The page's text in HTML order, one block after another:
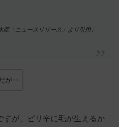
産「ニュースリリース」より引用）
が‥
すが、ピリ辛に毛が生えるか